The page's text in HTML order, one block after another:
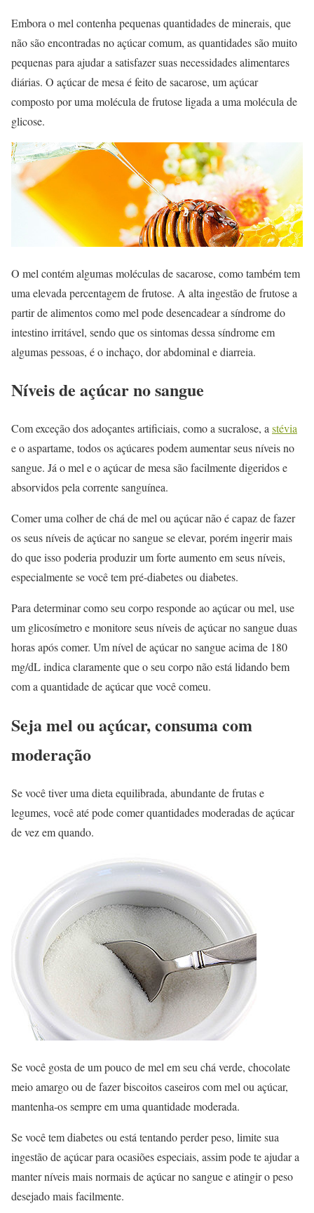
Embora o mel contenha pequenas quantidades de minerais, que
não são encontradas no açúcar comum, as quantidades são muito
pequenas para ajudar a satisfazer suas necessidades alimentares
diárias. O açúcar de mesa é feito de sacarose, um açúcar
composto por uma molécula de frutose ligada a uma molécula de
glicose.
O mel contém algumas moléculas de sacarose, como também tem
uma elevada percentagem de frutose. A alta ingestão de frutose a
partir de alimentos como mel pode desencadear a síndrome do
intestino irritável, sendo que os sintomas dessa síndrome em
algumas pessoas, é o inchaço, dor abdominal e diarreia.
Níveis de açúcar no sangue
Com exceção dos adoçantes artificiais, como a sucralose, astévia
e o aspartame, todos os açúcares podem aumentar seus níveis no
sangue. Já o mel e o açúcar de mesa são facilmente digeridos e
absorvidos pela corrente sanguínea.
Comer uma colher de chá de mel ou açúcar não é capaz de fazer
os seus níveis de açúcar no sangue se elevar, porém ingerir mais
do que isso poderia produzir um forte aumento em seus níveis,
especialmente se você tem pré-diabetes ou diabetes.
Para determinar como seu corpo responde ao açúcar ou mel, use
um glicosímetro e monitore seus níveis de açúcar no sangue duas
horas após comer. Um nível de açúcar no sangue acima de 180
mg/dL indica claramente que o seu corpo não está lidando bem
com a quantidade de açúcar que você comeu.
Seja mel ou açúcar, consuma com
moderação
Se você tiver uma dieta equilibrada, abundante de frutas e
legumes, você até pode comer quantidades moderadas de açúcar
de vez em quando.
Se você gosta de um pouco de mel em seu chá verde, chocolate
meio amargo ou de fazer biscoitos caseiros com mel ou açúcar,
mantenha-os sempre em uma quantidade moderada.
Se você tem diabetes ou está tentando perder peso, limite sua
ingestão de açúcar para ocasiões especiais, assim pode te ajudar a
manter níveis mais normais de açúcar no sangue e atingir o peso
desejado mais facilmente.